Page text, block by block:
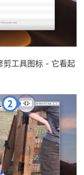
剪工具图标 - 它看起